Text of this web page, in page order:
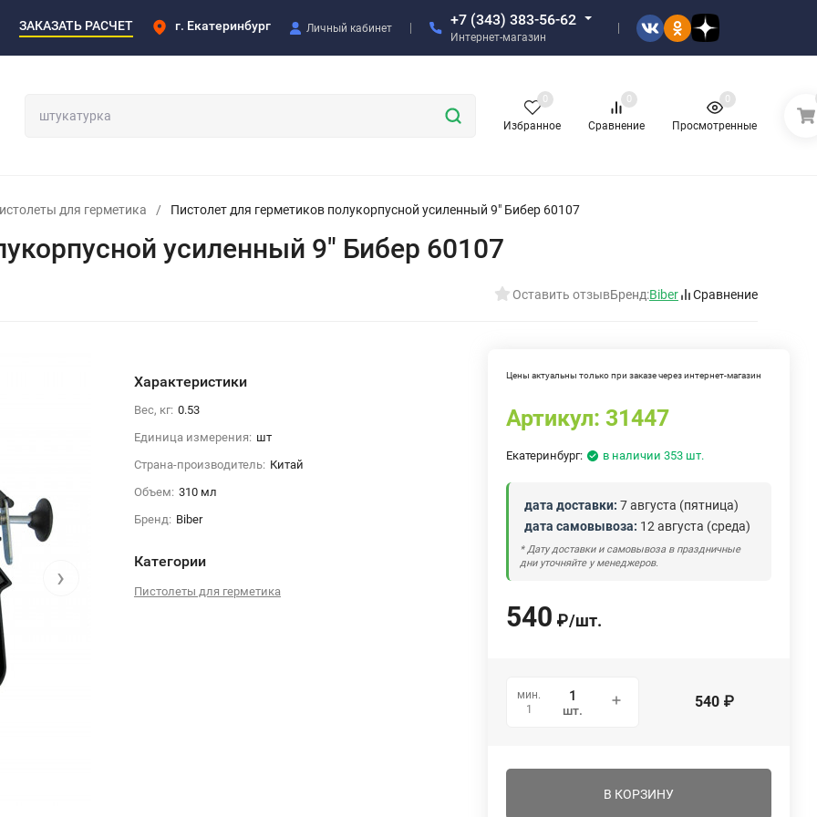
ЗАКАЗАТЬ РАСЧЕТ г. Екатеринбург Личный кабинет +7 (343) 383-56-62
Интернет-магазин
Избранное
0
Сравнение
0
Просмотренные
0
для герметика / Пистолет для герметиков полукорпусной усиленный 9" Бибер 60107
усиленный 9" Бибер 60107
Оставить отзывБренд:Biber Сравнение
›
Характеристики
Вес, кг: 0.53
Единица измерения: шт
Страна-производитель: Китай
Объем: 310 мл
Бренд: Biber
Категории
Пистолеты для герметика
Цены актуальны только при заказе через интернет-магазин
Артикул:31447
Екатеринбург: в наличии 353 шт.
дата доставки: 7 августа (пятница)
дата самовывоза: 12 августа (среда)
* Дату доставки и самовывоза в праздничные
дни уточняйте у менеджеров.
540 ₽/шт.
мин.
1
шт. 540 ₽
В КОРЗИНУ